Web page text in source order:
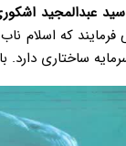
عبدالمجید
که اسلام ناب
ساختاری دارد.